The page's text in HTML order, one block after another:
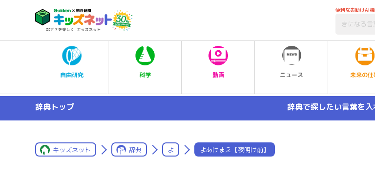
便利なお助けAI
自由研究 科学 動画 ニュース 未来の仕
辞典トップ 辞典で探したい言葉を入
キッズネット 辞典 よ よあけまえ【夜明け前】